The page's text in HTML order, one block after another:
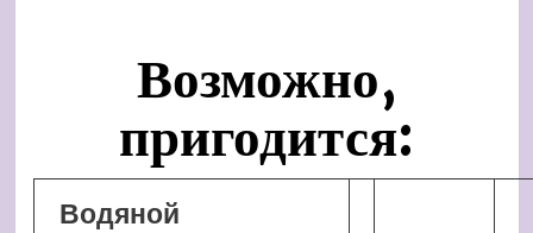
Возможно,
пригодится:
Водяной